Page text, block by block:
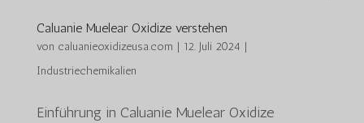
Caluanie Muelear Oxidize verstehen
von caluanieoxidizeusa.com | 12. Juli 2024 |
Industriechemikalien
Einführung in Caluanie Muelear Oxidize